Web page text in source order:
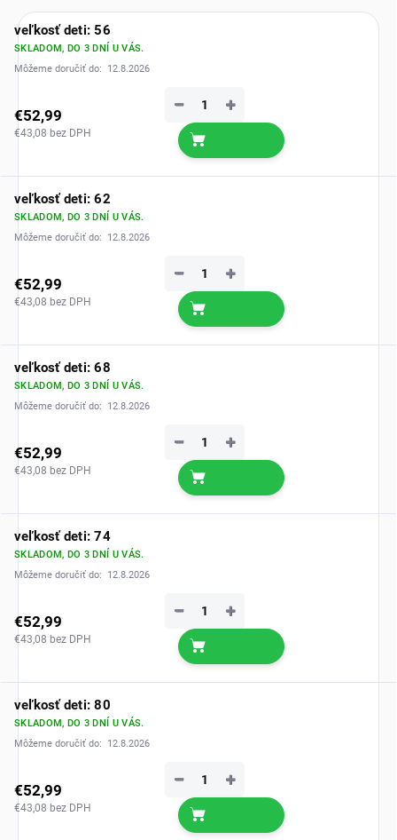
veľkosť deti: 56
SKLADOM, DO 3 DNÍ U VÁS.
Môžeme doručiť do:
12.8.2026
€52,99
€43,08 bez DPH
+
−
veľkosť deti: 62
SKLADOM, DO 3 DNÍ U VÁS.
Môžeme doručiť do:
12.8.2026
€52,99
€43,08 bez DPH
+
−
veľkosť deti: 68
SKLADOM, DO 3 DNÍ U VÁS.
Môžeme doručiť do:
12.8.2026
€52,99
€43,08 bez DPH
+
−
veľkosť deti: 74
SKLADOM, DO 3 DNÍ U VÁS.
Môžeme doručiť do:
12.8.2026
€52,99
€43,08 bez DPH
+
−
veľkosť deti: 80
SKLADOM, DO 3 DNÍ U VÁS.
Môžeme doručiť do:
12.8.2026
€52,99
€43,08 bez DPH
+
−